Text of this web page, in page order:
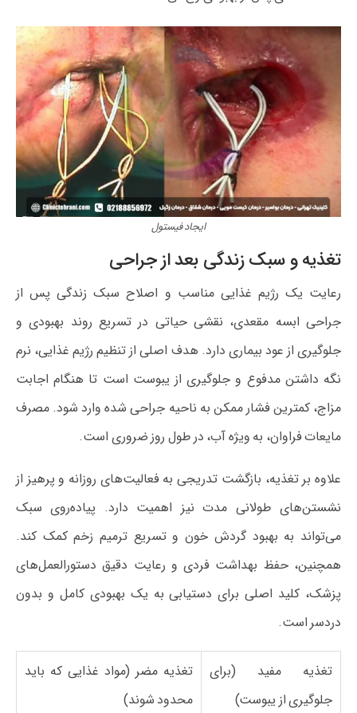
ایجاد فیستول
تغذیه و سبک زندگی بعد از جراحی
رعایت یک رژیم غذایی مناسب و اصلاح سبک زندگی پس از
جراحی ابسه مقعدی، نقشی حیاتی در تسریع روند بهبودی و
جلوگیری از عود بیماری دارد. هدف اصلی از تنظیم رژیم غذایی، نرم
نگه داشتن مدفوع و جلوگیری از یبوست است تا هنگام اجابت
مزاج، کمترین فشار ممکن به ناحیه جراحی شده وارد شود. مصرف
مایعات فراوان، به ویژه آب، در طول روز ضروری است.
علاوه بر تغذیه، بازگشت تدریجی به فعالیت‌های روزانه و پرهیز از
نشستن‌های طولانی مدت نیز اهمیت دارد. پیاده‌روی سبک
می‌تواند به بهبود گردش خون و تسریع ترمیم زخم کمک کند.
همچنین، حفظ بهداشت فردی و رعایت دقیق دستورالعمل‌های
پزشک، کلید اصلی برای دستیابی به یک بهبودی کامل و بدون
دردسر است.
تغذیه مفید (برای
جلوگیری از یبوست)
تغذیه مضر (مواد غذایی که باید
محدود شوند)